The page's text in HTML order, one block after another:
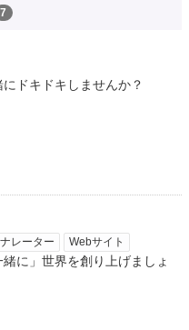
7
ドキドキしませんか？
ナレーター Webサイト
に」世界を創り上げましょ